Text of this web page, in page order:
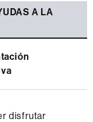
A LA
disfrutar